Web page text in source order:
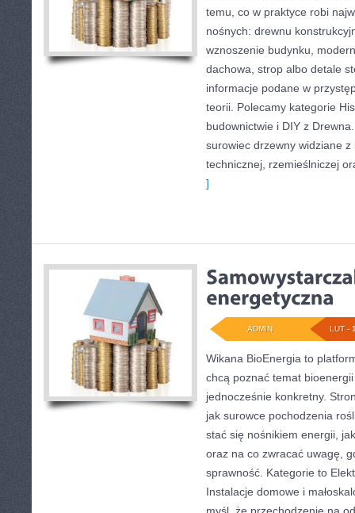
temu, co w praktyce robi
nośnych: drewnu
wznoszenie budynku,
dachowa, strop albo detale
informacje podane w
teorii. Polecamy kategorie
budownictwie i DIY z
surowiec drzewny widziane
technicznej, rzemieślniczej
]
LUT -
ADMIN
Wikana BioEnergia to
chcą poznać temat
jednocześnie konkretny.
jak surowce pochodzenia
stać się nośnikiem energii,
oraz na co zwracać uwagę,
sprawność. Kategorie to
Instalacje domowe i